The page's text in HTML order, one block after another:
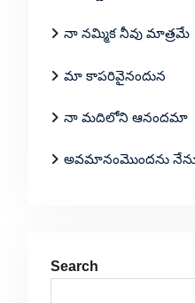
నా నమ్మిక నీవు మాత్రమే
మా కాపరివైనందున
నా మదిలోని ఆనందమా
అవమానంమొందను
Search